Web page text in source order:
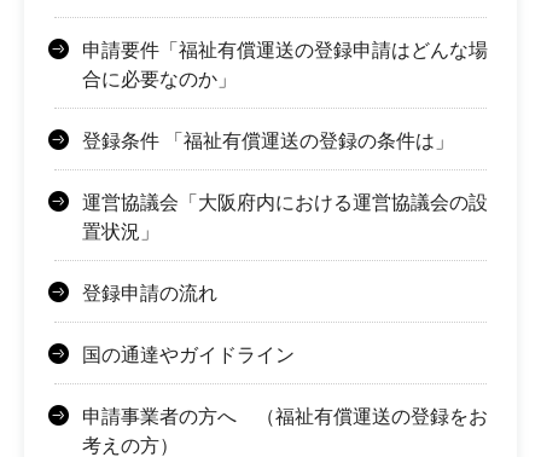
申請要件「福祉有償運送の登録申請はどんな場
合に必要なのか」
登録条件 「福祉有償運送の登録の条件は」
運営協議会「大阪府内における運営協議会の設
置状況」
登録申請の流れ
国の通達やガイドライン
申請事業者の方へ （福祉有償運送の登録をお
考えの方）